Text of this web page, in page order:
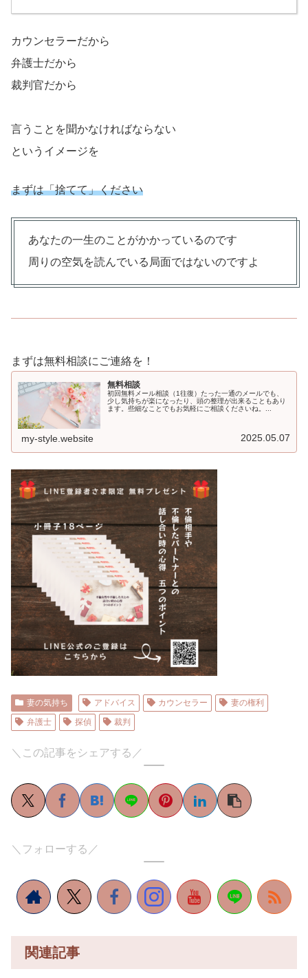
カウンセラーだから
弁護士だから
裁判官だから
言うことを聞かなければならない
というイメージを
まずは「捨てて」ください
あなたの一生のことがかかっているのです
周りの空気を読んでいる局面ではないのですよ
まずは無料相談にご連絡を！
無料相談
初回無料メール相談（1往復）たった一通のメールでも、
少し気持ちが楽になったり、頭の整理が出来ることもあり
ます。些細なことでもお気軽にご相談くださいね。...
my-style.website 2025.05.07
妻の気持ち アドバイス カウンセラー
妻の権利
弁護士
探偵 裁判
＼この記事をシェアする／
＼フォローする／
関連記事